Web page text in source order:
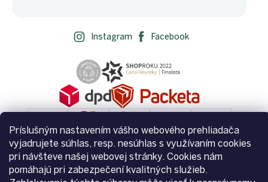
Príslušným nastavením vášho webového prehliadača
vyjadrujete súhlas, resp. nesúhlas s využívaním cookies
pri návšteve našej webovej stránky. Cookies nám
pomáhajú pri zabezpečení kvalitných služieb.
Instagram Facebook
Vytvoril Shoptet